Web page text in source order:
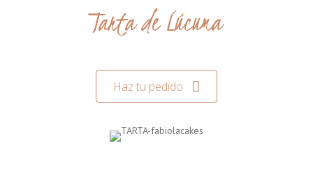
Tarta de Lúcuma
Haz tu pedido